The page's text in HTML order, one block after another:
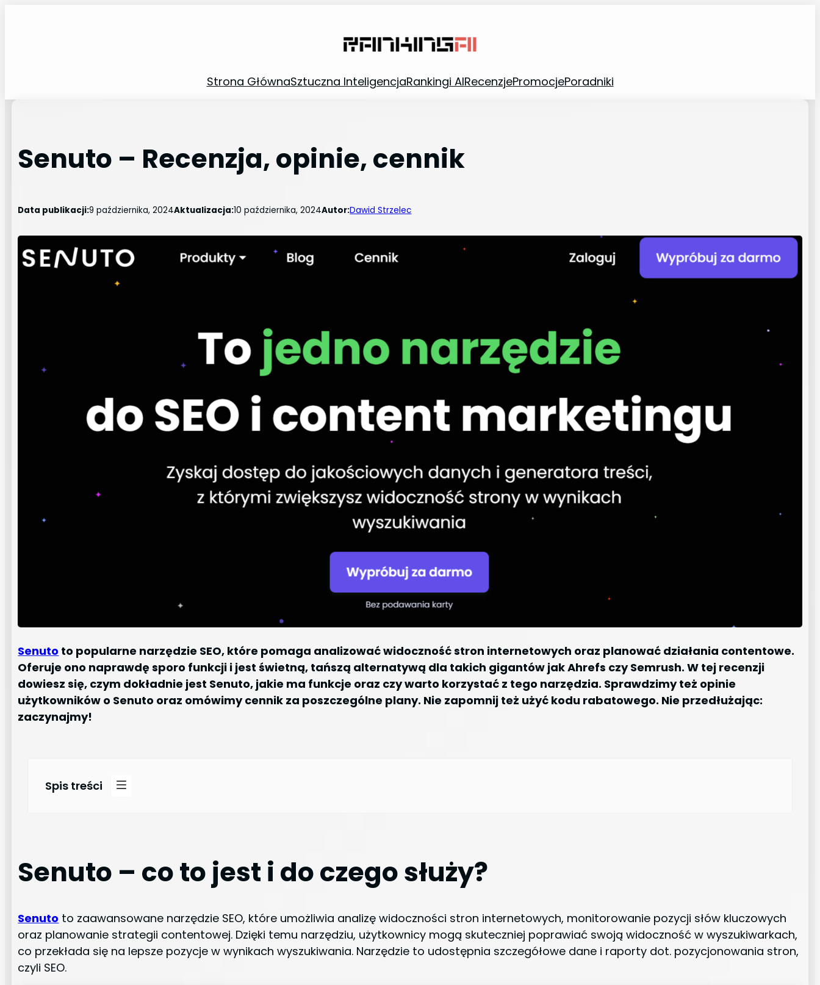
Strona GłównaSztuczna InteligencjaRankingi AIRecenzjePromocjePoradniki
Senuto – Recenzja, opinie, cennik
Data publikacji:9 października, 2024Aktualizacja:10 października, 2024Autor:Dawid Strzelec
Senuto to popularne narzędzie SEO, które pomaga analizować widoczność stron internetowych oraz planować działania contentowe.
Oferuje ono naprawdę sporo funkcji i jest świetną, tańszą alternatywą dla takich gigantów jak Ahrefs czy Semrush. W tej recenzji
dowiesz się, czym dokładnie jest Senuto, jakie ma funkcje oraz czy warto korzystać z tego narzędzia. Sprawdzimy też opinie
użytkowników o Senuto oraz omówimy cennik za poszczególne plany. Nie zapomnij też użyć kodu rabatowego. Nie przedłużając:
zaczynajmy!
Spis treści
Senuto – co to jest i do czego służy?
Senuto to zaawansowane narzędzie SEO, które umożliwia analizę widoczności stron internetowych, monitorowanie pozycji słów kluczowych
oraz planowanie strategii contentowej. Dzięki temu narzędziu, użytkownicy mogą skuteczniej poprawiać swoją widoczność w wyszukiwarkach,
co przekłada się na lepsze pozycje w wynikach wyszukiwania. Narzędzie to udostępnia szczegółowe dane i raporty dot. pozycjonowania stron,
czyli SEO.